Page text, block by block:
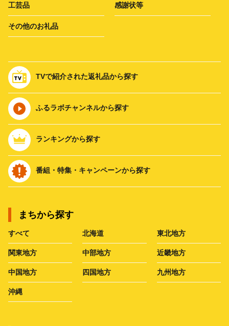
工芸品 感謝状等
その他のお礼品
TVで紹介された返礼品から探す
ふるラボチャンネルから探す
ランキングから探す
番組・特集・キャンペーンから探す
まちから探す
すべて 北海道 東北地方
関東地方 中部地方 近畿地方
中国地方 四国地方 九州地方
沖縄